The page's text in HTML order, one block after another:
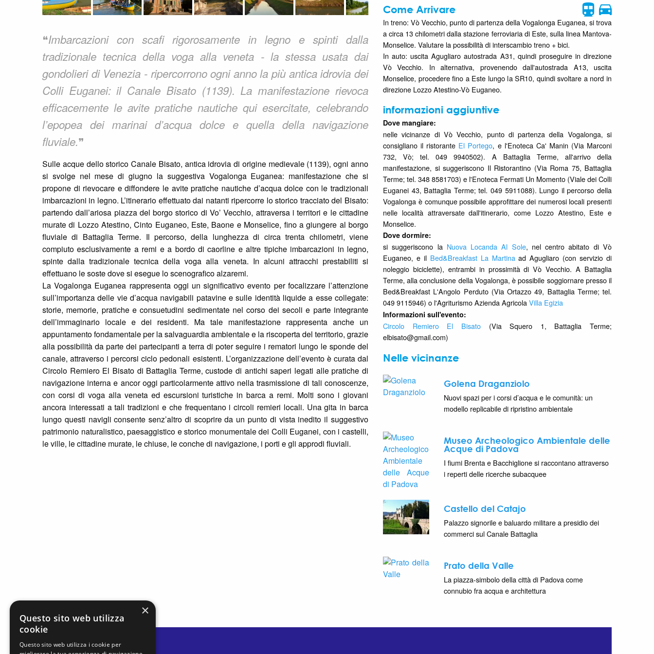
❝Imbarcazioni con scafi rigorosamente in legno e spinti dalla
tradizionale tecnica della voga alla veneta - la stessa usata dai
gondolieri di Venezia - ripercorrono ogni anno la più antica idrovia dei
Colli Euganei: il Canale Bisato (1139). La manifestazione rievoca
efficacemente le avite pratiche nautiche qui esercitate, celebrando
l’epopea dei marinai d’acqua dolce e quella della navigazione
fluviale.❞
Sulle acque dello storico Canale Bisato, antica idrovia di origine medievale (1139), ogni anno
si svolge nel mese di giugno la suggestiva Vogalonga Euganea: manifestazione che si
propone di rievocare e diffondere le avite pratiche nautiche d’acqua dolce con le tradizionali
imbarcazioni in legno. L’itinerario effettuato dai natanti ripercorre lo storico tracciato del Bisato:
partendo dall’ariosa piazza del borgo storico di Vo’ Vecchio, attraversa i territori e le cittadine
murate di Lozzo Atestino, Cinto Euganeo, Este, Baone e Monselice, fino a giungere al borgo
fluviale di Battaglia Terme. Il percorso, della lunghezza di circa trenta chilometri, viene
compiuto esclusivamente a remi e a bordo di caorline e altre tipiche imbarcazioni in legno,
spinte dalla tradizionale tecnica della voga alla veneta. In alcuni attracchi prestabiliti si
effettuano le soste dove si esegue lo scenografico alzaremi.
La Vogalonga Euganea rappresenta oggi un significativo evento per focalizzare l’attenzione
sull’importanza delle vie d’acqua navigabili patavine e sulle identità liquide a esse collegate:
storie, memorie, pratiche e consuetudini sedimentate nel corso dei secoli e parte integrante
dell’immaginario locale e dei residenti. Ma tale manifestazione rappresenta anche un
appuntamento fondamentale per la salvaguardia ambientale e la riscoperta del territorio, grazie
alla possibilità da parte dei partecipanti a terra di poter seguire i rematori lungo le sponde del
canale, attraverso i percorsi ciclo pedonali esistenti. L’organizzazione dell’evento è curata dal
Circolo Remiero El Bisato di Battaglia Terme, custode di antichi saperi legati alle pratiche di
navigazione interna e ancor oggi particolarmente attivo nella trasmissione di tali conoscenze,
con corsi di voga alla veneta ed escursioni turistiche in barca a remi. Molti sono i giovani
ancora interessati a tali tradizioni e che frequentano i circoli remieri locali. Una gita in barca
lungo questi navigli consente senz’altro di scoprire da un punto di vista inedito il suggestivo
patrimonio naturalistico, paesaggistico e storico monumentale dei Colli Euganei, con i castelli,
le ville, le cittadine murate, le chiuse, le conche di navigazione, i porti e gli approdi fluviali.
Come Arrivare
In treno: Vò Vecchio, punto di partenza della Vogalonga Euganea, si trova
a circa 13 chilometri dalla stazione ferroviaria di Este, sulla linea Mantova-
Monselice. Valutare la possibilità di interscambio treno + bici.
In auto: uscita Agugliaro autostrada A31, quindi proseguire in direzione
Vò Vecchio. In alternativa, provenendo dall'autostrada A13, uscita
Monselice, procedere fino a Este lungo la SR10, quindi svoltare a nord in
direzione Lozzo Atestino-Vò Euganeo.
informazioni aggiuntive
Dove mangiare:
nelle vicinanze di Vò Vecchio, punto di partenza della Vogalonga, si
consigliano il ristorante El Portego, e l'Enoteca Ca' Manin (Via Marconi
732, Vò; tel. 049 9940502). A Battaglia Terme, all'arrivo della
manifestazione, si suggeriscono Il Ristorantino (Via Roma 75, Battaglia
Terme; tel. 348 8581703) e l'Enoteca Fermati Un Momento (Viale dei Colli
Euganei 43, Battaglia Terme; tel. 049 5911088). Lungo il percorso della
Vogalonga è comunque possibile approfittare dei numerosi locali presenti
nelle località attraversate dall'itinerario, come Lozzo Atestino, Este e
Monselice.
Dove dormire:
si suggeriscono la Nuova Locanda Al Sole, nel centro abitato di Vò
Euganeo, e il Bed&Breakfast La Martinaad Agugliaro (con servizio di
noleggio biciclette), entrambi in prossimità di Vò Vecchio. A Battaglia
Terme, alla conclusione della Vogalonga, è possibile soggiornare presso il
Bed&Breakfast L'Angolo Perduto (Via Ortazzo 49, Battaglia Terme; tel.
049 9115946) o l'Agriturismo Azienda AgricolaVilla Egizia
Informazioni sull'evento:
Circolo Remiero El Bisato(Via Squero 1, Battaglia Terme;
elbisato@gmail.com)
Nelle vicinanze
Golena Draganziolo
Nuovi spazi per i corsi d’acqua e le comunità: un
modello replicabile di ripristino ambientale
Museo Archeologico Ambientale delle
Acque di Padova
I fiumi Brenta e Bacchiglione si raccontano attraverso
i reperti delle ricerche subacquee
Castello del Catajo
Palazzo signorile e baluardo militare a presidio dei
commerci sul Canale Battaglia
Prato della Valle
La piazza-simbolo della città di Padova come
connubio fra acqua e architettura
×
Questo sito web utilizza
cookie
Questo sito web utilizza i cookie per